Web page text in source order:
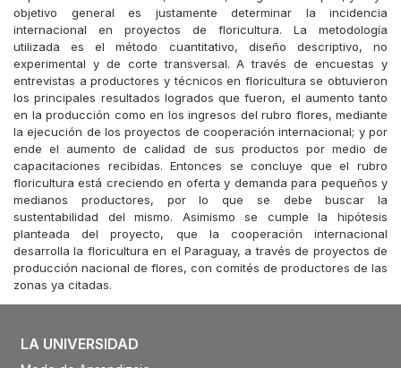
objetivo general es justamente determinar la incidencia
internacional en proyectos de floricultura. La metodología
utilizada es el método cuantitativo, diseño descriptivo, no
experimental y de corte transversal. A través de encuestas y
entrevistas a productores y técnicos en floricultura se obtuvieron
los principales resultados logrados que fueron, el aumento tanto
en la producción como en los ingresos del rubro flores, mediante
la ejecución de los proyectos de cooperación internacional; y por
ende el aumento de calidad de sus productos por medio de
capacitaciones recibidas. Entonces se concluye que el rubro
floricultura está creciendo en oferta y demanda para pequeños y
medianos productores, por lo que se debe buscar la
sustentabilidad del mismo. Asimismo se cumple la hipótesis
planteada del proyecto, que la cooperación internacional
desarrolla la floricultura en el Paraguay, a través de proyectos de
producción nacional de flores, con comités de productores de las
zonas ya citadas.
LA UNIVERSIDAD